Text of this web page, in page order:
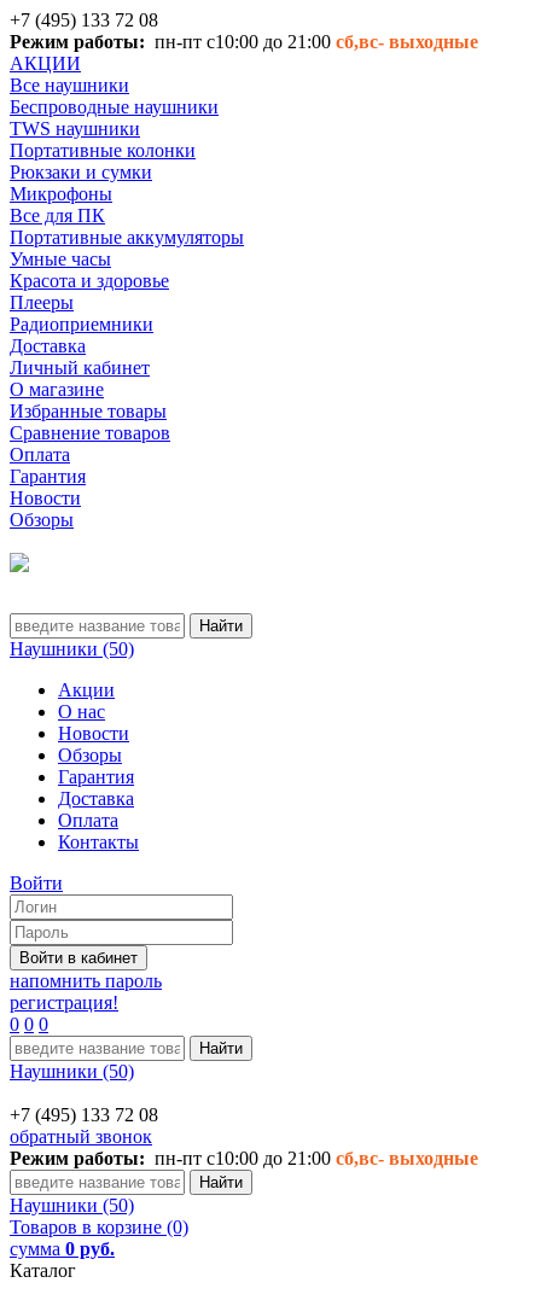
+7 (495) 133 72 08
Режим работы: пн-пт с10:00 до 21:00 сб,вс- выходные
АКЦИИ
Все наушники
Беспроводные наушники
TWS наушники
Портативные колонки
Рюкзаки и сумки
Микрофоны
Все для ПК
Портативные аккумуляторы
Умные часы
Красота и здоровье
Плееры
Радиоприемники
Доставка
Личный кабинет
О магазине
Избранные товары
Сравнение товаров
Оплата
Гарантия
Новости
Обзоры
Наушники (50)
Акции
О нас
Новости
Обзоры
Гарантия
Доставка
Оплата
Контакты
Войти
напомнить пароль
регистрация!
0 0 0
Наушники (50)
+7 (495) 133 72 08
обратный звонок
Режим работы: пн-пт с10:00 до 21:00 сб,вс- выходные
Наушники (50)
Товаров в корзине (0)
сумма 0 руб.
Каталог